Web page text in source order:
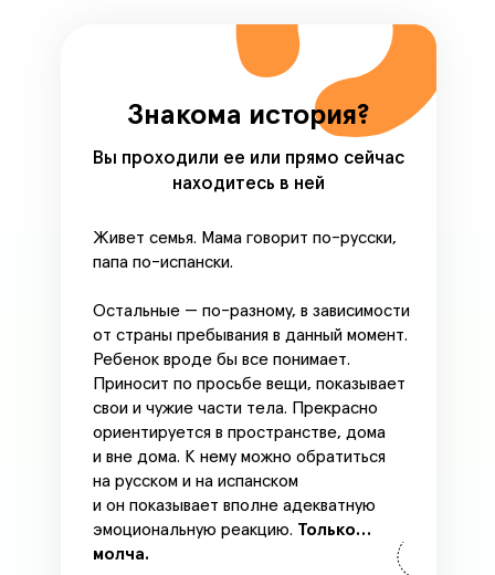
Знакома история?
Вы проходили ее или прямо сейчас
находитесь в ней
Живет семья. Мама говорит по-русски,
папа по-испански.
Остальные — по-разному, в зависимости
от страны пребывания в данный момент.
Ребенок вроде бы все понимает.
Приносит по просьбе вещи, показывает
свои и чужие части тела. Прекрасно
ориентируется в пространстве, дома
и вне дома. К нему можно обратиться
на русском и на испанском
и он показывает вполне адекватную
эмоциональную реакцию. Только…
молча.